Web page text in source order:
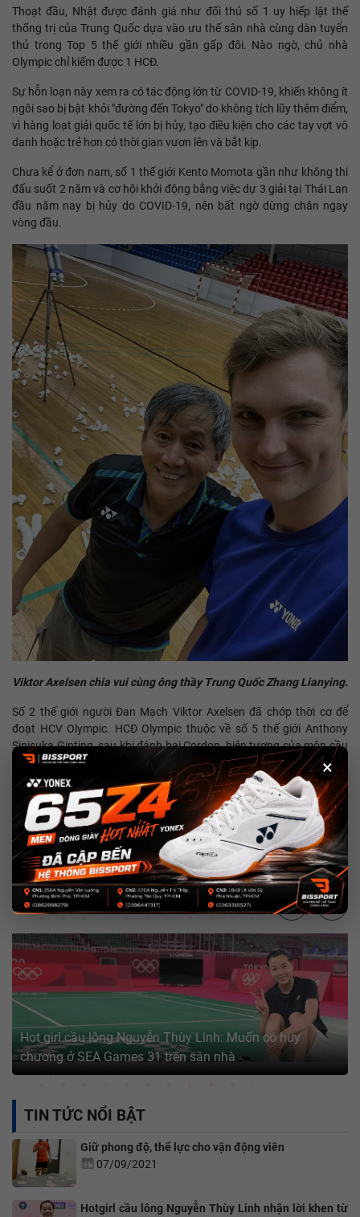
×
Thoạt đầu, Nhật được đánh giá như đối thủ số 1 uy hiếp lật thế
thống trị của Trung Quốc dựa vào ưu thế sân nhà cùng dàn tuyển
thủ trong Top 5 thế giới nhiều gần gấp đôi. Nào ngờ, chủ nhà
Olympic chỉ kiếm được 1 HCĐ.
Sự hỗn loạn này xem ra có tác động lớn từ COVID-19, khiến không ít
ngôi sao bị bật khỏi "đường đến Tokyo" do không tích lũy thêm điểm,
vì hàng loạt giải quốc tế lớn bị hủy, tạo điều kiện cho các tay vợt vô
danh hoặc trẻ hơn có thời gian vươn lên và bắt kịp.
Chưa kể ở đơn nam, số 1 thế giới Kento Momota gần như không thi
đấu suốt 2 năm và cơ hội khởi động bằng việc dự 3 giải tại Thái Lan
đầu năm nay bị hủy do COVID-19, nên bất ngờ dừng chân ngay
vòng đầu.
Viktor Axelsen chia vui cùng ông thầy Trung Quốc Zhang Lianying.
Số 2 thế giới người Đan Mạch Viktor Axelsen đã chớp thời cơ để
đoạt HCV Olympic. HCĐ Olympic thuộc về số 5 thế giới Anthony
Sinisuka Ginting, sau khi đánh bại Cordon, hiện tượng của môn cầu
lông kỳ nay do chỉ xếp hạng 59 thế giới.
Đơn nữ cũng không khép lại theo lẽ thường, khi số 2 thế giới Chen
Fu Fei đoạt HCV do thắng số 1 thế giới Tai Tzu Ying.
Có phần bất ngờ hơn, cặp số 6 thế giới đoạt HCV nội dung đôi nữ,
còn HCV đôi nam thuộc về cặp số 3 thế giới.
BÀI VIẾT LIÊN QUAN
Hot girl cầu lông Nguyễn Thùy Linh: Muốn có huy
chương ở SEA Games 31 trên sân nhà
TIN TỨC NỔI BẬT
Giữ phong độ, thể lực cho vận động viên
07/09/2021
Hotgirl cầu lông Nguyễn Thùy Linh nhận lời khen từ